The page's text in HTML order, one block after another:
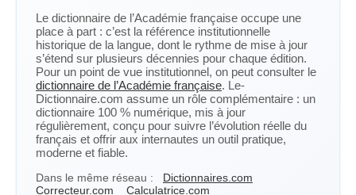
Le dictionnaire de l’Académie française occupe une
place à part : c’est la référence institutionnelle
historique de la langue, dont le rythme de mise à jour
s’étend sur plusieurs décennies pour chaque édition.
Pour un point de vue institutionnel, on peut consulter le
dictionnaire de l’Académie française. Le-
Dictionnaire.com assume un rôle complémentaire : un
dictionnaire 100 % numérique, mis à jour
régulièrement, conçu pour suivre l’évolution réelle du
français et offrir aux internautes un outil pratique,
moderne et fiable.
Dans le même réseau :
Dictionnaires.com
Correcteur.com
Calculatrice.com